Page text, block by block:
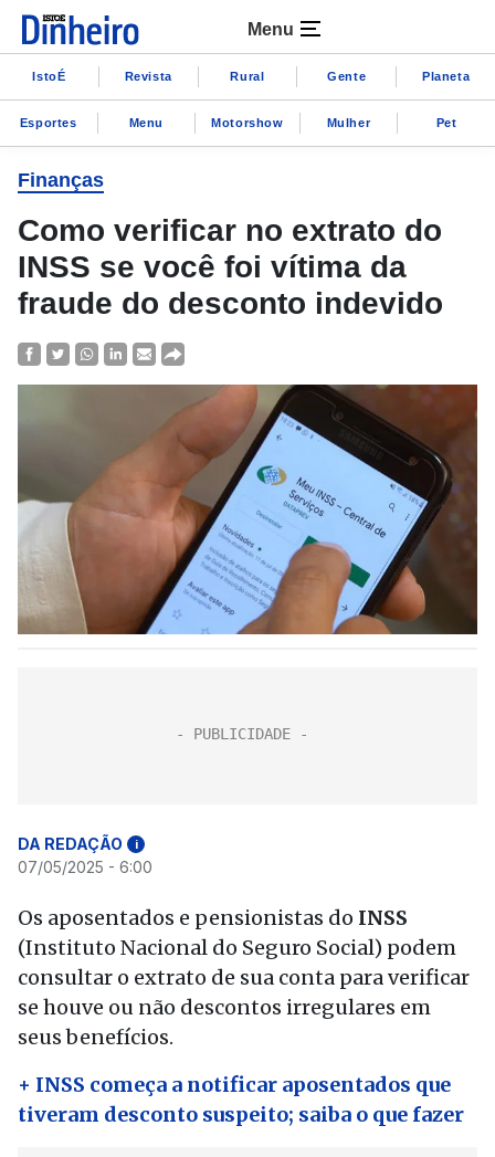
Menu
IstoÉ Revista Rural Gente Planeta
Esportes Menu Motorshow Mulher Pet
Finanças
Como verificar no extrato do
INSS se você foi vítima da
fraude do desconto indevido
DA REDAÇÃO i
07/05/2025 - 6:00
Os aposentados e pensionistas do INSS
(Instituto Nacional do Seguro Social) podem
consultar o extrato de sua conta para verificar
se houve ou não descontos irregulares em
seus benefícios.
+ INSS começa a notificar aposentados que
tiveram desconto suspeito; saiba o que fazer